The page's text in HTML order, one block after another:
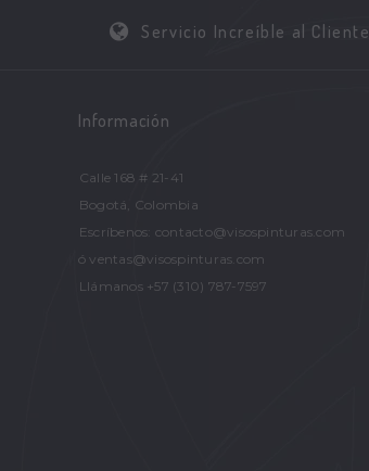
Servicio Increíble al Cliente
Información
Calle 168 # 21-41
Bogotá, Colombia
Escríbenos: contacto@visospinturas.com
ó ventas@visospinturas.com
Llámanos +57 (310) 787-7597